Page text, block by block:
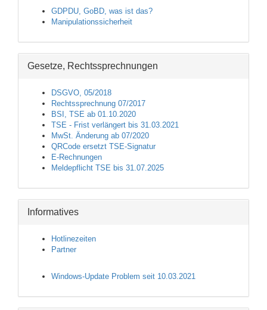
GDPDU, GoBD, was ist das?
Manipulationssicherheit
Gesetze, Rechtssprechnungen
DSGVO, 05/2018
Rechtssprechnung 07/2017
BSI, TSE ab 01.10.2020
TSE - Frist verlängert bis 31.03.2021
MwSt. Änderung ab 07/2020
QRCode ersetzt TSE-Signatur
E-Rechnungen
Meldepflicht TSE bis 31.07.2025
Informatives
Hotlinezeiten
Partner
Windows-Update Problem seit 10.03.2021